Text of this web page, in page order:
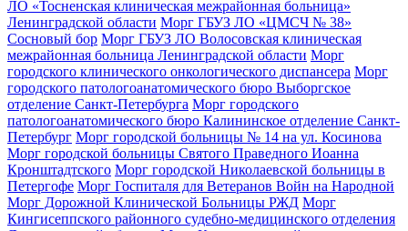
ЛО «Тосненская клиническая межрайонная больница»
Ленинградской области Морг ГБУЗ ЛО «ЦМСЧ № 38»
Сосновый бор Морг ГБУЗ ЛО Волосовская клиническая
межрайонная больница Ленинградской области Морг
городского клинического онкологического диспансера Морг
городского патологоанатомического бюро Выборгское
отделение Санкт-Петербурга Морг городского
патологоанатомического бюро Калининское отделение Санкт-
Петербург Морг городской больницы № 14 на ул. Косинова
Морг городской больницы Святого Праведного Иоанна
Кронштадтского Морг городской Николаевской больницы в
Петергофе Морг Госпиталя для Ветеранов Войн на Народной
Морг Дорожной Клинической Больницы РЖД Морг
Кингисеппского районного судебно-медицинского отделения